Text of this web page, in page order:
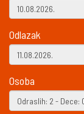
Odlazak
Osoba